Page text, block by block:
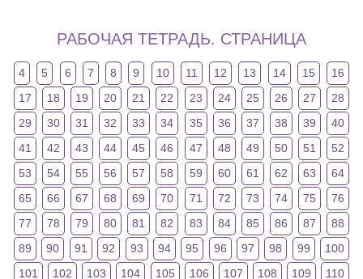
РАБОЧАЯ ТЕТРАДЬ. СТРАНИЦА
4 5 6 7 8 9 10 11 12 13 14 15
16
17
18 19 20 21 22 23 24 25 26 27
28
29
30 31 32 33 34 35 36 37 38 39
40
41
42 43 44 45 46 47 48 49 50 51
52
53
54 55 56 57 58 59 60 61 62 63
64
65
66 67 68 69 70 71 72 73 74 75
76
77
78 79 80 81 82 83 84 85 86 87
88
89
90 91 92 93 94 95 96 97 98 99
100
101
102 103 104 105 106 107 108 109
110